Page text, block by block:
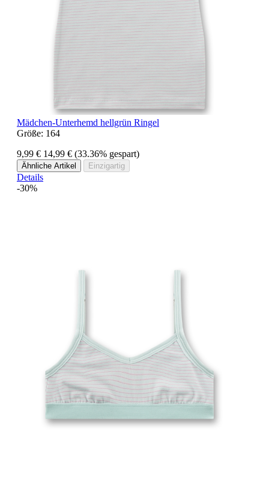
Mädchen-Unterhemd hellgrün Ringel
Größe: 164
9,99 € 14,99 € (33.36% gespart)
Ähnliche Artikel Einzigartig
Details
-30%